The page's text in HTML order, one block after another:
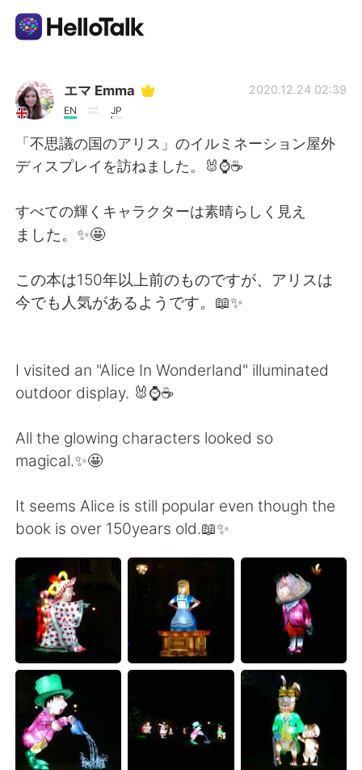
Приложение для Языкового Обмена
AI Grammar Checker
Русский
English
繁體中文 Español
Deutsch 日本語
Indonesia Italiano
Português
エマ Emma
EN JP
2020.12.24 02:39
「不思議の国のアリス」のイルミネーション屋外
ディスプレイを訪ねました。🐰⌚☕
すべての輝くキャラクターは素晴らしく見え
ました。✨🤩
この本は150年以上前のものですが、アリスは
今でも人気があるようです。📖✨
I visited an "Alice In Wonderland" illuminated
outdoor display. 🐰⌚☕
All the glowing characters looked so
magical.✨🤩
It seems Alice is still popular even though the
book is over 150years old.📖✨